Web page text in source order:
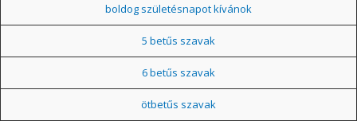
boldog születésnapot kívánok
5 betűs szavak
6 betűs szavak
ötbetűs szavak